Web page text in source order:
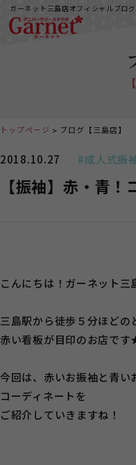
ガーネット三島店オフィシャルブログ
2018.10.27 #成人式振
【振袖】赤・青
こんにちは！ガーネット
三島駅から徒歩５分ほどの
赤い看板が目印のお店で
今回は、赤いお振袖と青
コーディネートを
ご紹介していきますね！
トップページ ブログ【三島店】